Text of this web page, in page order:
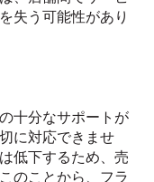
失う可能性があり
十分なサポートが
に対応できませ
低下するため、売
のことから、フラ